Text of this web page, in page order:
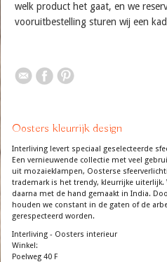
welk product het gaat, en we
vooruitbestelling sturen wij een
Oosters kleurrijk design
Interliving levert speciaal geselecteerde
Een vernieuwende collectie met veel
uit mozaieklampen, Oosterse
trademark is het trendy, kleurrijke
daarna met de hand gemaakt in India.
houden we constant in de gaten of de
gerespecteerd worden.
Interliving - Oosters interieur
Winkel:
Poelweg 40 F